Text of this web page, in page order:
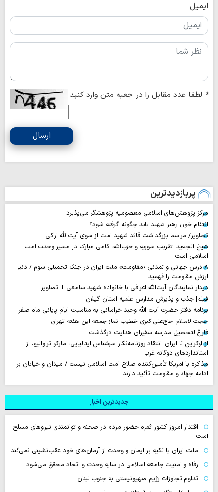
ایمیل
* لطفا عدد مقابل را در جعبه متن وارد کنید
ارسال
پربازدیدترین
مرکز پژوهش‌های اسلامی معصومیه پژوهشگر می‌پذیرد
انتقام خون رهبر شهید باید چگونه گرفته شود؟
تصاویر/ مراسم بزرگداشت قائد شهید امت از سوی آیت‌الله اراکی
شیخ الجعید: تقریب سوریه و حزب‌الله، گامی مبارک در مسیر وحدت امت
اسلامی است
۸ درس جهانی و تمدنی «مقاومت» ملت ایران در جنگ تحمیلی سوم / دنیا
ارزش مقاومت را فهمید
دیدار نمایندگان آیت‌الله اعرافی با خانواده شهید سامعی + تصاویر
فیلم| جذب و پذیرش مدارس علمیه استان گیلان
برنامه دفتر حضرت آیت الله وحید خراسانی به مناسبت ایام پایانی ماه صفر
حجت‌الاسلام حاج‌علی‌اکبری خطیب نماز جمعه این هفته تهران
فارغ‌التحصیل مدرسه سفیران هدایت درگذشت
از اوکراین تا ایران؛ انتقاد روزنامه‌نگار سرشناس ایتالیایی، مارکو تراوالیو، از
استانداردهای دوگانه غرب
مذاکره با آمریکا تأمین‌کننده صلاح امت اسلامی نیست / میدان و خیابان بر
ادامه جهاد و مقاومت تأکید دارند
جدیدترین اخبار
اقتدار امروز کشور ثمره حضور مردم در صحنه و توانمندی نیروهای مسلح
است
ملت ایران با تکیه بر ایمان و وحدت از آرمان‌های خود عقب‌نشینی نمی‌کند
رفاه و امنیت جامعه اسلامی در سایه وحدت و اتحاد محقق می‌شود
تداوم تجاوزات رژیم صهیونیستی به جنوب لبنان